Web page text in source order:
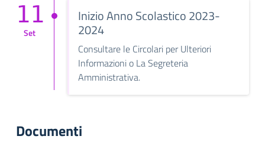
11
Set
Inizio Anno Scolastico 2023-
2024
Consultare le Circolari per Ulteriori
Informazioni o La Segreteria
Amministrativa.
Documenti